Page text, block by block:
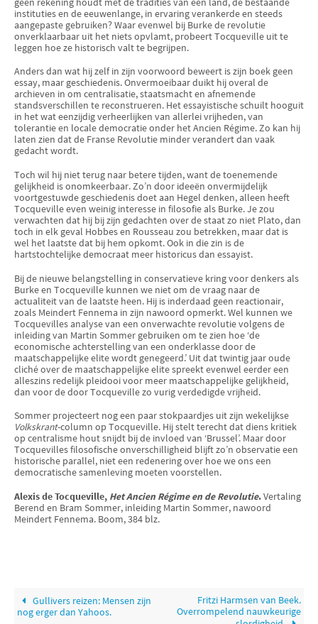
instituties en de eeuwenlange, in ervaring verankerde en steeds
aangepaste gebruiken? Waar evenwel bij Burke de revolutie
onverklaarbaar uit het niets opvlamt, probeert Tocqueville uit te
leggen hoe ze historisch valt te begrijpen.
Anders dan wat hij zelf in zijn voorwoord beweert is zijn boek geen
essay, maar geschiedenis. Onvermoeibaar duikt hij overal de
archieven in om centralisatie, staatsmacht en afnemende
standsverschillen te reconstrueren. Het essayistische schuilt hooguit
in het wat eenzijdig verheerlijken van allerlei vrijheden, van
tolerantie en locale democratie onder het Ancien Régime. Zo kan hij
laten zien dat de Franse Revolutie minder verandert dan vaak
gedacht wordt.
Toch wil hij niet terug naar betere tijden, want de toenemende
gelijkheid is onomkeerbaar. Zo’n door ideeën onvermijdelijk
voortgestuwde geschiedenis doet aan Hegel denken, alleen heeft
Tocqueville even weinig interesse in filosofie als Burke. Je zou
verwachten dat hij bij zijn gedachten over de staat zo niet Plato, dan
toch in elk geval Hobbes en Rousseau zou betrekken, maar dat is
wel het laatste dat bij hem opkomt. Ook in die zin is de
hartstochtelijke democraat meer historicus dan essayist.
Bij de nieuwe belangstelling in conservatieve kring voor denkers als
Burke en Tocqueville kunnen we niet om de vraag naar de
actualiteit van de laatste heen. Hij is inderdaad geen reactionair,
zoals Meindert Fennema in zijn nawoord opmerkt. Wel kunnen we
Tocquevilles analyse van een onverwachte revolutie volgens de
inleiding van Martin Sommer gebruiken om te zien hoe ‘de
economische achterstelling van een onderklasse door de
maatschappelijke elite wordt genegeerd.’ Uit dat twintig jaar oude
cliché over de maatschappelijke elite spreekt evenwel eerder een
alleszins redelijk pleidooi voor meer maatschappelijke gelijkheid,
dan voor de door Tocqueville zo vurig verdedigde vrijheid.
Sommer projecteert nog een paar stokpaardjes uit zijn wekelijkse
Volkskrant-column op Tocqueville. Hij stelt terecht dat diens kritiek
op centralisme hout snijdt bij de invloed van ‘Brussel’. Maar door
Tocquevilles filosofische onverschilligheid blijft zo’n observatie een
historische parallel, niet een redenering over hoe we ons een
democratische samenleving moeten voorstellen.
Alexis de Tocqueville, Het Ancien Régime en de Revolutie.Vertaling
Berend en Bram Sommer, inleiding Martin Sommer, nawoord
Meindert Fennema. Boom, 384 blz.
Gullivers reizen: Mensen zijn
nog erger dan Yahoos.
Fritzi Harmsen van Beek.
Overrompelend nauwkeurige